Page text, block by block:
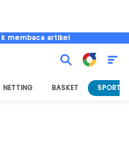
membaca artikel
NETTING BASKET SPORT